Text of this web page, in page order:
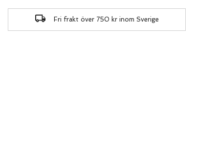
Fri frakt över 750 kr inom Sverige